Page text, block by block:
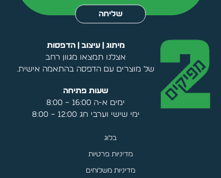
שליחה
מיתוג | עיצוב | הדפסות
אצלנו תמצאו מגוון רחב
של מוצרים עם הדפסה בהתאמה אישית.
שעות פתיחה
ימים א-ה 16:00 – 8:00
ימי שישי וערבי חג 12:00 – 8:00
בלוג
מדיניות פרטיות
מדיניות משלוחים